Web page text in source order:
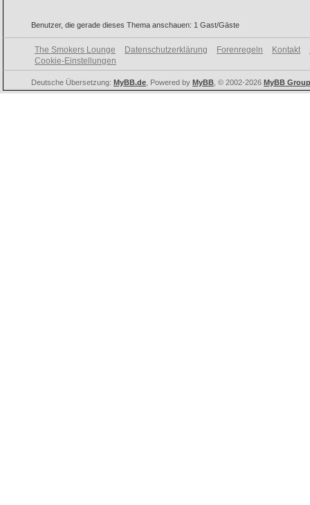
Benutzer, die gerade dieses Thema anschauen: 1 Gast/Gäste
The Smokers Lounge Datenschutzerklärung Forenregeln Kontakt
Cookie-Einstellungen
Deutsche Übersetzung: MyBB.de , Powered by MyBB , © 2002-2026 MyBB Group